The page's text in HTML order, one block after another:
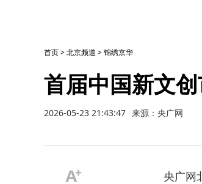
首页>北京频道 >锦绣京华
首届中国新文
2026-05-23 21:43:47 来源：央广网
央广网